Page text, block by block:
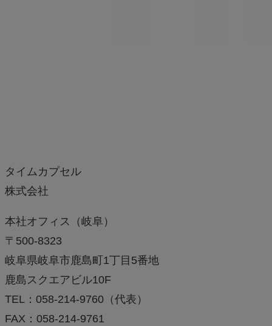
タイムカプセル
株式会社
本社オフィス（岐阜）
〒500-8323
岐阜県岐阜市鹿島町1丁目5番地
鹿島スクエアビル10F
TEL：058-214-9760（代表）
FAX：058-214-9761